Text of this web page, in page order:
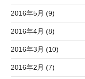
2016年5月 (9)
2016年4月 (8)
2016年3月 (10)
2016年2月 (7)